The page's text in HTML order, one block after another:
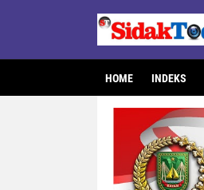
HOME INDEKS